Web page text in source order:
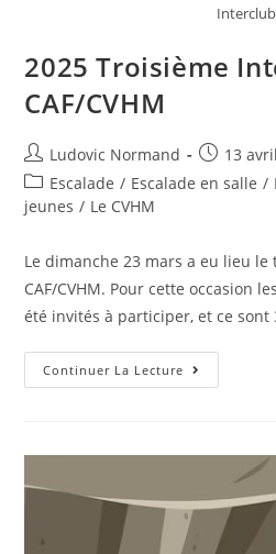
Interclub
2025 Troisième
CAF/CVHM
Ludovic Normand
13
Escalade / Escalade en salle /
jeunes / Le CVHM
Le dimanche 23 mars a eu lieu
CAF/CVHM. Pour cette occasion
été invités à participer, et ce
Continuer La Lecture